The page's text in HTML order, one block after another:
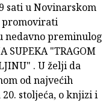
sati u Novinarskom
promovirati
nedavno preminulog
SUPEKA "TRAGOM
. U želji da
od najvećih
stoljeća, o knjizi i